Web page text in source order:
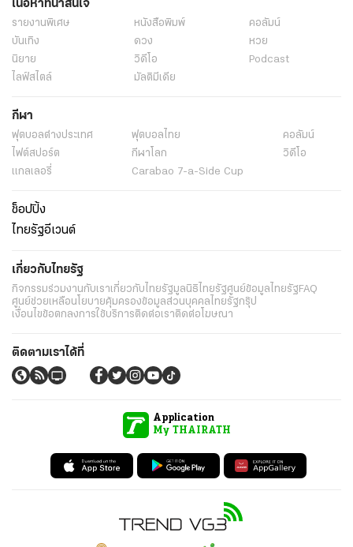
เนื้อหาที่น่าสนใจ
รายงานพิเศษ หนังสือพิมพ์
คอลัมน์
บันเทิง
ดวง
หวย
นิยาย
วิดีโอ
Podcast
ไลฟ์สไตล์
มัลติมีเดีย
กีฬา
ฟุตบอลต่่างประเทศ ฟุตบอลไทย
คอลัมน์
ไฟต์สปอร์ต
กีฬาโลก
วิดีโอ
แกลเลอรี่
Carabao 7-a-Side Cup
ช็อปปิ้ง
ไทยรัฐอีเวนต์
เกี่ยวกับไทยรัฐ
กิจกรรมร่วมงานกับเราเกี่ยวกับไทยรัฐมูลนิธิไทยรัฐศูนย์ข้อมูลไทยรัฐ FAQ
ศูนย์ช่วยเหลือนโยบายคุ้มครองข้อมูลส่วนบุคคลไทยรัฐกรุ๊ป
เงื่อนไขข้อตกลงการใช้บริการติดต่อเราติดต่อโฆษณา
ติดตามเราได้ที่
Application
My THAIRATH